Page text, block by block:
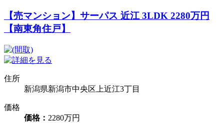
【売マンション】サーパス 近江 3LDK 2280万円
【南東角住戸】
住所
新潟県新潟市中央区上近江3丁目
価格
価格： 2280万円